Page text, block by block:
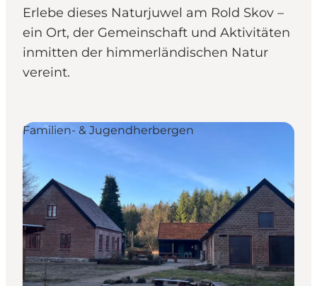
Reiseplanung
Praktische Informationen
Erlebe dieses Naturjuwel am Rold Skov –
ein Ort, der Gemeinschaft und Aktivitäten
inmitten der himmerländischen Natur
vereint.
Familien- & Jugendherbergen